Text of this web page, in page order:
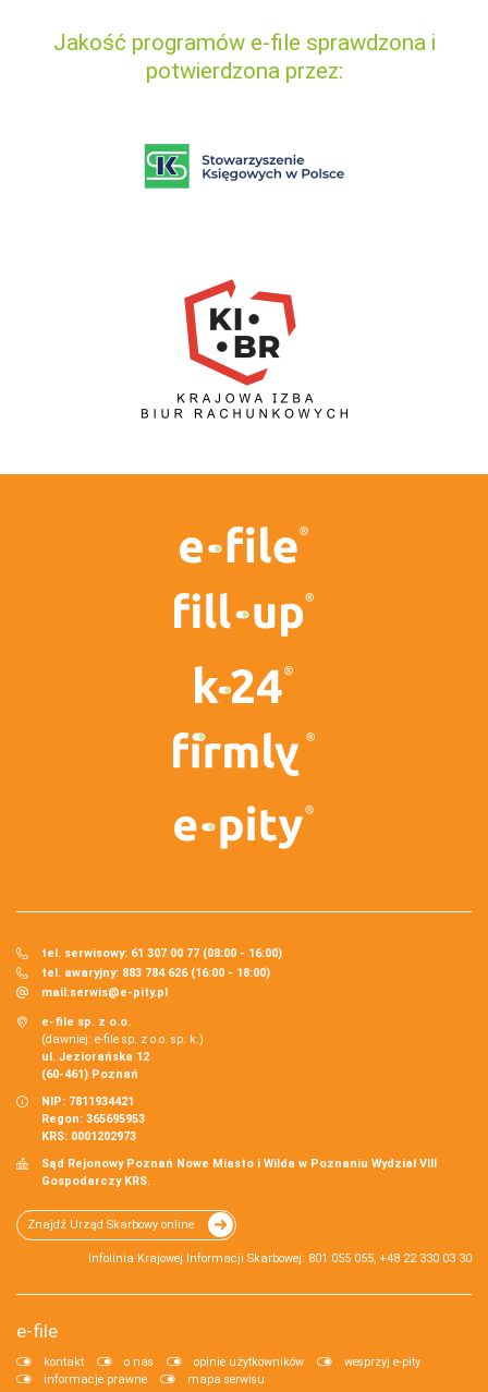
Jakość programów e-file sprawdzona i
potwierdzona przez:
tel. serwisowy: 61 307 00 77 (08:00 - 16:00)
tel. awaryjny: 883 784 626 (16:00 - 18:00)
mail:serwis@e-pity.pl
e-file sp. z o.o.
(dawniej: e-file sp. z o.o. sp. k.)
ul. Jeziorańska 12
(60-461) Poznań
NIP: 7811934421
Regon: 365695953
KRS: 0001202973
Sąd Rejonowy Poznań Nowe Miasto i Wilda w Poznaniu Wydział VIII
Gospodarczy KRS.
Znajdź Urząd Skarbowy online
Infolinia Krajowej Informacji Skarbowej: 801 055 055, +48 22 330 03 30
e-file
kontakt o nas opinie użytkowników
wesprzyj e-pity
informacje prawne
mapa serwisu